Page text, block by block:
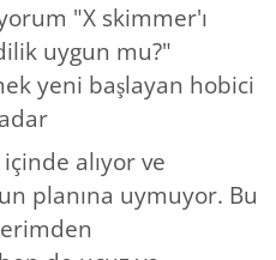
"X skimmer'ı
uygun mu?"
yeni başlayan hobici
alıyor ve
planına uymuyor. Bu